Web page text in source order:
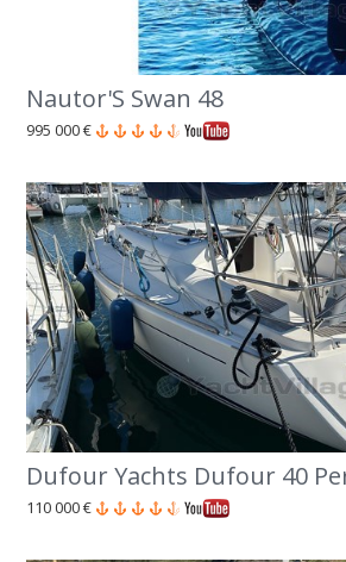
Nautor'S Swan 48
995 000 €
Dufour Yachts Dufour 40
110 000 €